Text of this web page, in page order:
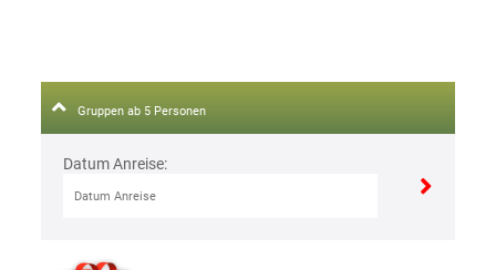
Gruppen ab 5 Personen
Datum Anreise: